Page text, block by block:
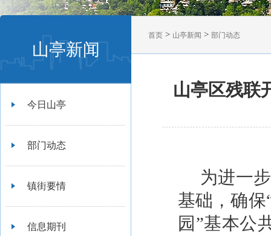
山亭新闻
今日山亭
部门动态
镇街要情
信息期刊
首页 > 山亭新闻 > 部门动态
山亭区残联
为进一
基础，确保
园”基本公